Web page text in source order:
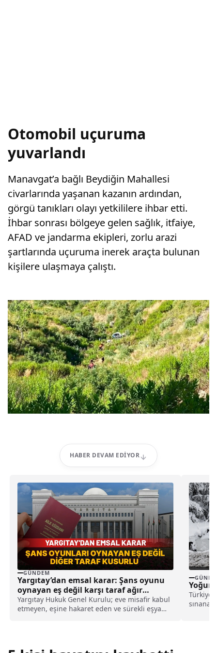
Otomobil uçuruma
yuvarlandı
Manavgat’a bağlı Beydiğin Mahallesi
civarlarında yaşanan kazanın ardından,
görgü tanıkları olayı yetkililere ihbar etti.
İhbar sonrası bölgeye gelen sağlık, itfaiye,
AFAD ve jandarma ekipleri, zorlu arazi
şartlarında uçuruma inerek araçta bulunan
kişilere ulaşmaya çalıştı.
HABER DEVAM EDIYOR
GÜNDEM
Yargıtay’dan emsal karar: Şans oyunu
oynayan eş değil karşı taraf ağır
kusurlu sayıldı
Yargıtay Hukuk Genel Kurulu; eve misafir kabul
etmeyen, eşine hakaret eden ve sürekli eşya
Yoğun
Türkiye